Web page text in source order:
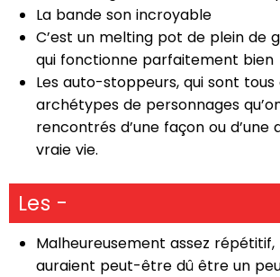
La bande son incroyable
C’est un melting pot de plein de
qui fonctionne parfaitement bien
Les auto-stoppeurs, qui sont tous
archétypes de personnages
rencontrés d’une façon ou d’une
vraie vie.
Les -
Malheureusement assez répétitif,
auraient peut-être dû être un